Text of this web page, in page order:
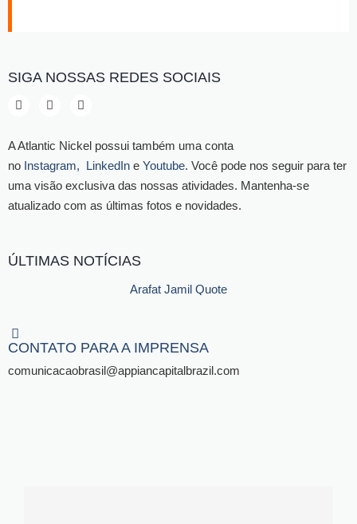
SIGA NOSSAS REDES SOCIAIS
A Atlantic Nickel possui também uma conta
no Instagram, LinkedIn e Youtube. Você pode nos seguir para ter
uma visão exclusiva das nossas atividades. Mantenha-se
atualizado com as últimas fotos e novidades.
ÚLTIMAS NOTÍCIAS
Arafat Jamil Quote
CONTATO PARA A IMPRENSA​
comunicacaobrasil@appiancapitalbrazil.com